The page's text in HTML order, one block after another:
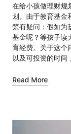
在给小孩做理财规
划。由于教育基金
禁有疑问：假如为
基金呢？等孩子读
育经费。关于这个
以及可投资的时间
Read More